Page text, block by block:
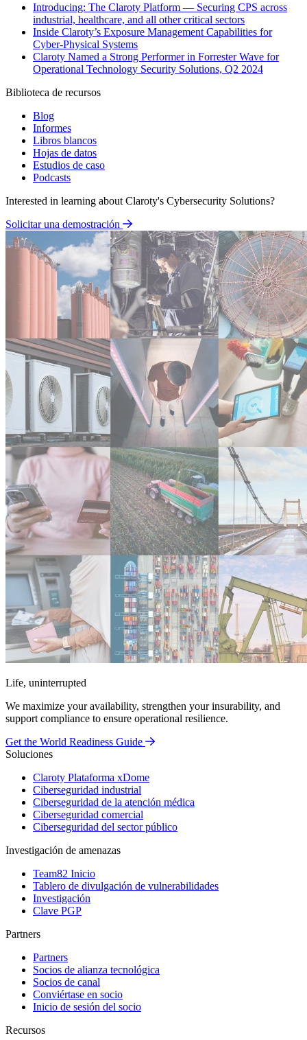
Introducing: The Claroty Platform — Securing CPS across
industrial, healthcare, and all other critical sectors
Inside Claroty’s Exposure Management Capabilities for
Cyber-Physical Systems
Claroty Named a Strong Performer in Forrester Wave for
Operational Technology Security Solutions, Q2 2024
Biblioteca de recursos
Blog
Informes
Libros blancos
Hojas de datos
Estudios de caso
Podcasts
Interested in learning about Claroty's Cybersecurity Solutions?
Solicitar una demostración
Life, uninterrupted
We maximize your availability, strengthen your insurability, and
support compliance to ensure operational resilience.
Get the World Readiness Guide
Soluciones
Claroty Plataforma xDome
Ciberseguridad industrial
Ciberseguridad de la atención médica
Ciberseguridad comercial
Ciberseguridad del sector público
Investigación de amenazas
Team82 Inicio
Tablero de divulgación de vulnerabilidades
Investigación
Clave PGP
Partners
Partners
Socios de alianza tecnológica
Socios de canal
Conviértase en socio
Inicio de sesión del socio
Recursos